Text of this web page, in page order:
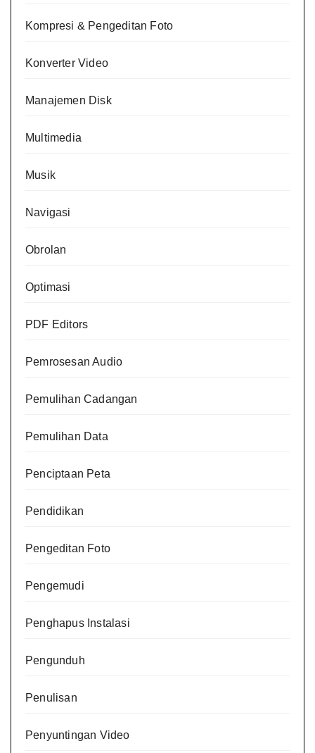
Kompresi & Pengeditan Foto
Konverter Video
Manajemen Disk
Multimedia
Musik
Navigasi
Obrolan
Optimasi
PDF Editors
Pemrosesan Audio
Pemulihan Cadangan
Pemulihan Data
Penciptaan Peta
Pendidikan
Pengeditan Foto
Pengemudi
Penghapus Instalasi
Pengunduh
Penulisan
Penyuntingan Video